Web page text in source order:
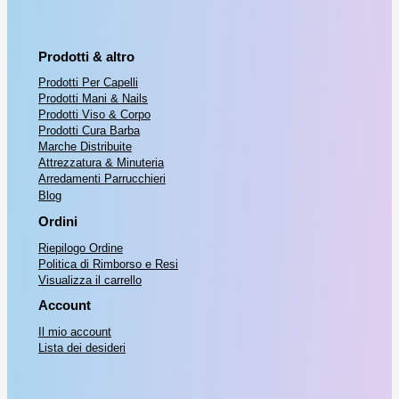
Prodotti & altro
Prodotti Per Capelli
Prodotti Mani & Nails
Prodotti Viso & Corpo
Prodotti Cura Barba
Marche Distribuite
Attrezzatura & Minuteria
Arredamenti Parrucchieri
Blog
Ordini
Riepilogo Ordine
Politica di Rimborso e Resi
Visualizza il carrello
Account
Il mio account
Lista dei desideri